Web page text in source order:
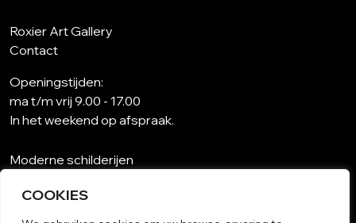
COOKIES
Roxier Art Gallery
Contact
Openingstijden:
ma t/m vrij 9.00 - 17.00
In het weekend op afspraak.
Moderne schilderijen
Kunst op maat
Schilderijen woonkamer